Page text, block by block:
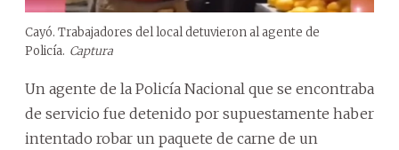
Cayó. Trabajadores del local detuvieron al agente de
Policía. Captura
Un agente de la Policía Nacional que se encontraba
de servicio fue detenido por supuestamente haber
intentado robar un paquete de carne de un